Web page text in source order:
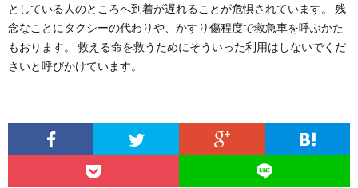
としている人のところへ到着が遅れることが危惧されています。 残
念なことにタクシーの代わりや、かすり傷程度で救急車を呼ぶかた
もおります。 救える命を救うためにそういった利用はしないでくだ
さいと呼びかけています。